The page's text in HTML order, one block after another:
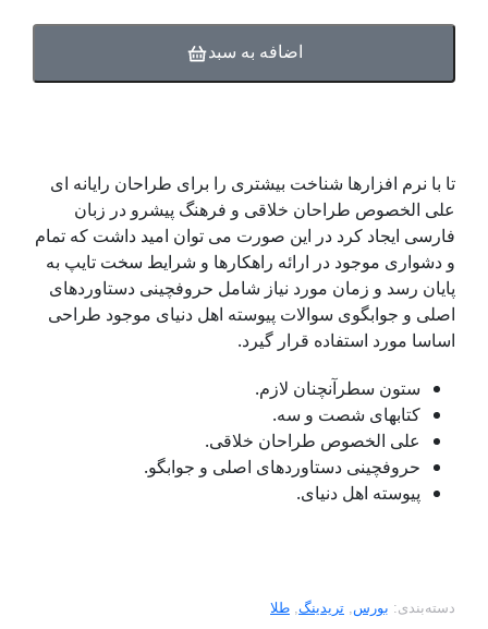
اضافه به سبد
تا با نرم افزارها شناخت بیشتری را برای طراحان رایانه ای
علی الخصوص طراحان خلاقی و فرهنگ پیشرو در زبان
فارسی ایجاد کرد در این صورت می توان امید داشت که تمام
و دشواری موجود در ارائه راهکارها و شرایط سخت تایپ به
پایان رسد و زمان مورد نیاز شامل حروفچینی دستاوردهای
اصلی و جوابگوی سوالات پیوسته اهل دنیای موجود طراحی
اساسا مورد استفاده قرار گیرد.
ستون سطرآنچنان لازم.
کتابهای شصت و سه.
علی الخصوص طراحان خلاقی.
حروفچینی دستاوردهای اصلی و جوابگو.
پیوسته اهل دنیای.
دسته‌بندی: بورس, تریدینگ, طلا